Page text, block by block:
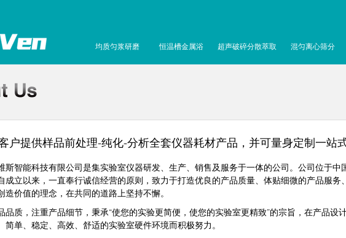
均质匀浆研磨 恒温槽金属浴 超声破碎分散萃取 混匀离心筛分
户提供样品前处理-纯化-分析全套仪器耗材产品，并可量身定制一站式
智能科技有限公司是集实验室仪器研发、生产、销售及服务于一体的公司。公司位于中
成立以来，一直奉行诚信经营的原则，致力于打造优良的产品质量、体贴细微的产品服务
造价值的理念，在共同的道路上坚持不懈。
质，注重产品细节，秉承“使您的实验更简便，使您的实验室更精致”的宗旨，在产品设
简单、稳定、高效、舒适的实验室硬件环境而积极努力。